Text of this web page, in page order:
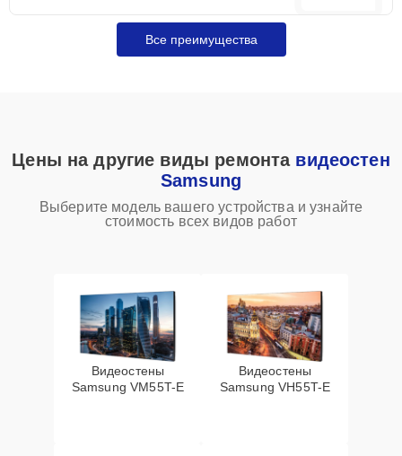
Все преимущества
Цены на другие виды ремонта видеостен
Samsung
Выберите модель вашего устройства и узнайте
стоимость всех видов работ
Видеостены
Samsung VM55T-E
Видеостены
Samsung VH55T-E